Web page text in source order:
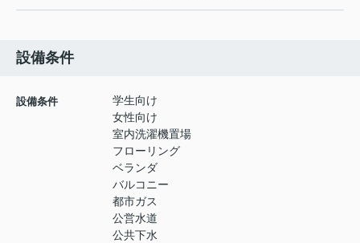
設備条件
設備条件
学生向け
女性向け
室内洗濯機置場
フローリング
ベランダ
バルコニー
都市ガス
公営水道
公共下水